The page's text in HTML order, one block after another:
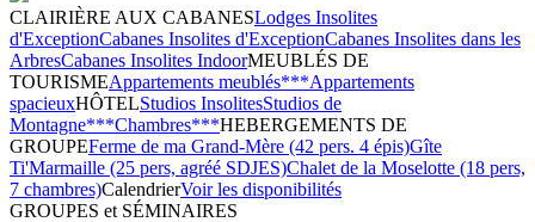
CLAIRIÈRE AUX CABANESLodges Insolites
d'ExceptionCabanes Insolites d'ExceptionCabanes Insolites dans les
ArbresCabanes Insolites IndoorMEUBLÉS DE
TOURISMEAppartements meublés***Appartements
spacieuxHÔTELStudios InsolitesStudios de
Montagne***Chambres***HEBERGEMENTS DE
GROUPEFerme de ma Grand-Mère (42 pers. 4 épis)Gîte
Ti'Marmaille (25 pers, agréé SDJES)Chalet de la Moselotte (18 pers,
7 chambres)CalendrierVoir les disponibilités
GROUPES et SÉMINAIRES